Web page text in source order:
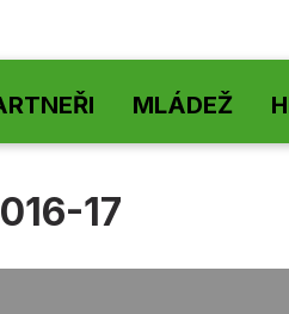
MLÁDEŽ
17